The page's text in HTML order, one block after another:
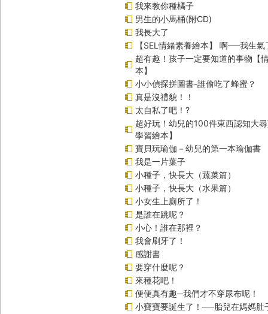
我來教你種橘子
男生的小馬桶(附CD)
我長大了
【SEL情緒素養繪本】 啊──我生
超有趣！孩子一定要知道的事物【
本】
小小偵探拼圖書-誰偷吃了蜂蜜？
真是沒禮貌！！
太自私了吧！?
超好玩！幼兒的100件東西認知大
學習繪本】
寶貝玩瑜伽－幼兒的第一本瑜伽書
我是一片葉子
小種子，快長大（蔬菜篇）
小種子，快長大（水果篇）
小女生上廁所了！
是誰在跳呢？
小心！誰在那裡？
我會刷牙了！
感謝書
要穿什麼呢？
來種花吧！
便便真有趣─我們才不穿尿布呢！
小寶寶要誕生了！──胎兒在媽媽肚